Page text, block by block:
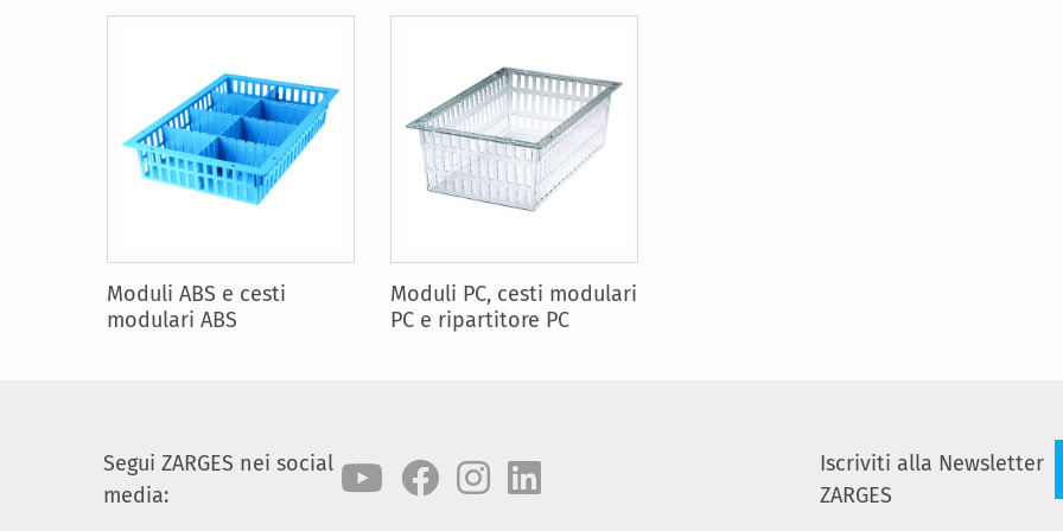
Moduli ABS e cesti
modulari ABS
Moduli PC, cesti modulari
PC e ripartitore PC
Segui ZARGES nei social
media:
Iscriviti alla Newsletter
ZARGES